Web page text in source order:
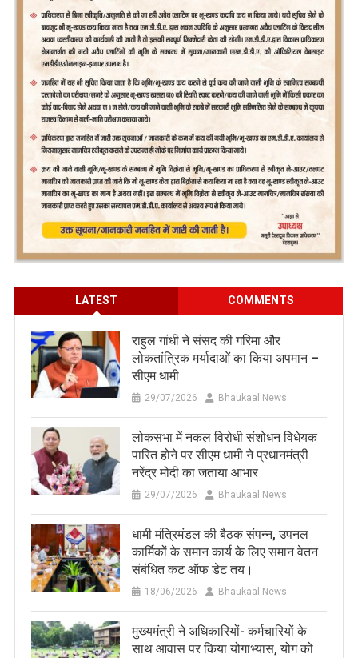
LATEST COMMENTS
राहुल गांधी ने संसद की गरिमा और
लोकतांत्रिक मर्यादाओं का किया अपमान –
सीएम धामी
29/07/2026 Bhaukaal News
लोकसभा में नकल विरोधी संशोधन विधेयक
पारित होने पर सीएम धामी ने प्रधानमंत्री
नरेंद्र मोदी का जताया आभार
29/07/2026 Bhaukaal News
धामी मंत्रिमंडल की बैठक संपन्न, उपनल
कार्मिकों के समान कार्य के लिए समान वेतन
संबंधित कट ऑफ डेट तय।
18/06/2026 Bhaukaal News
मुख्यमंत्री ने अधिकारियों- कर्मचारियों के
साथ आवास पर किया योगाभ्यास, योग को